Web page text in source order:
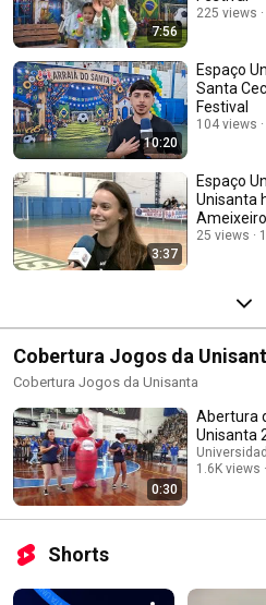
7:56
225 views
10:20
Espaço
Santa
Festival
104 views
3:37
Espaço
Unisanta
Skating
25 views
Cobertura Jogos da
Cobertura Jogos da Unisanta
0:30
Abertura
Unisanta
1.6K views
Shorts